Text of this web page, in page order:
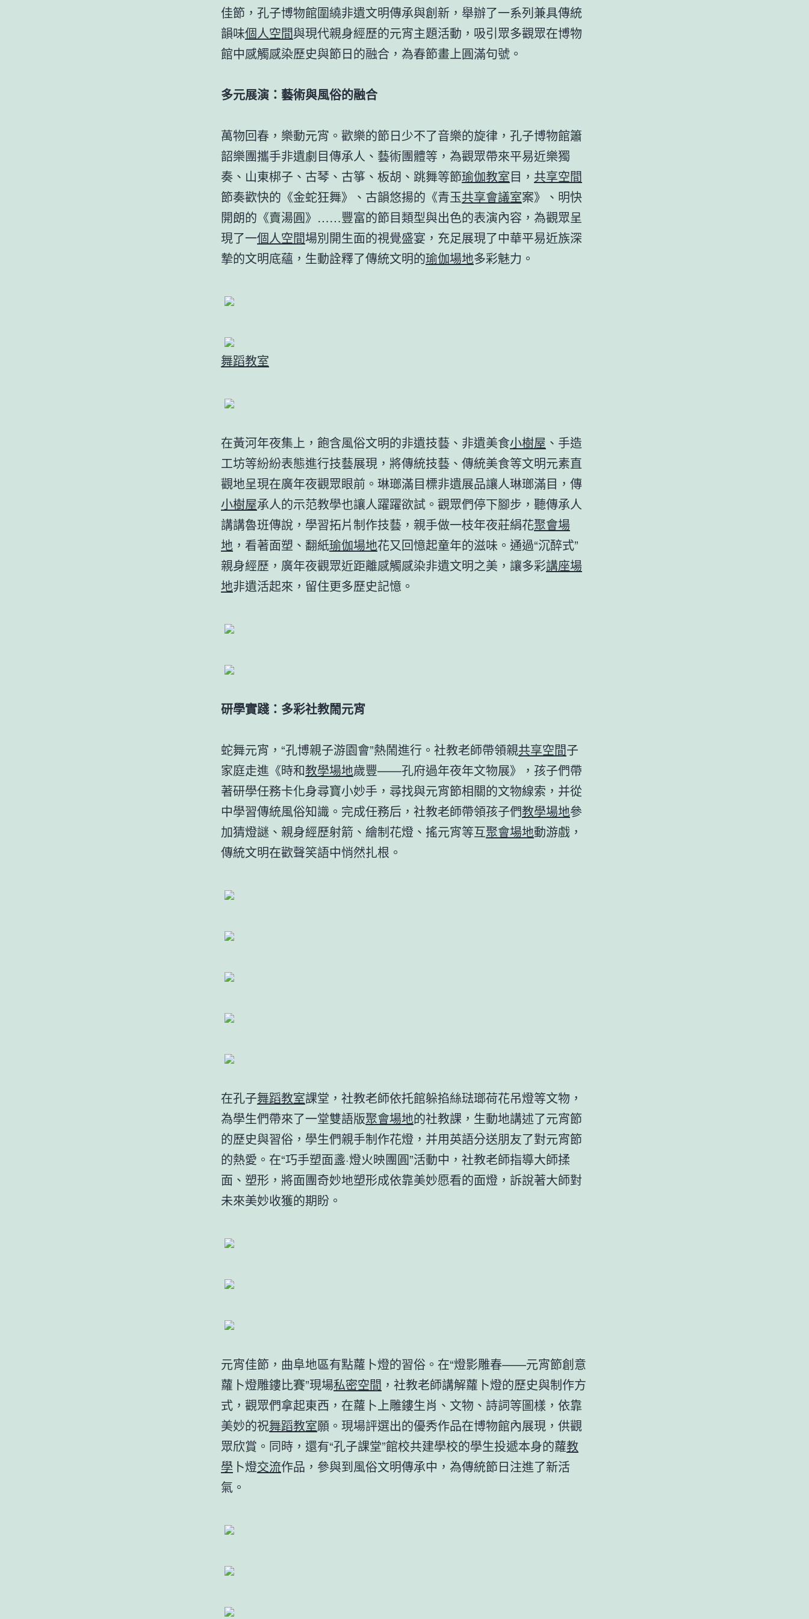
佳節，孔子博物館圍繞非遺文明傳承與創新，舉辦了一系列兼具傳統
韻味個人空間與現代親身經歷的元宵主題活動，吸引眾多觀眾在博物
館中感觸感染歷史與節日的融合，為春節畫上圓滿句號。
多元展演：藝術與風俗的融合
萬物回春，樂動元宵。歡樂的節日少不了音樂的旋律，孔子博物館簫
韶樂團攜手非遺劇目傳承人、藝術團體等，為觀眾帶來平易近樂獨
奏、山東梆子、古琴、古箏、板胡、跳舞等節瑜伽教室目， 共享空間
節奏歡快的《金蛇狂舞》、古韻悠揚的《青玉共享會議室案》、明快
開朗的《賣湯圓》……豐富的節目類型與出色的表演內容，為觀眾呈
現了一個人空間場別開生面的視覺盛宴，充足展現了中華平易近族深
摯的文明底蘊，生動詮釋了傳統文明的瑜伽場地多彩魅力。
舞蹈教室
在黃河年夜集上，飽含風俗文明的非遺技藝、非遺美食小樹屋 、手造
工坊等紛紛表態進行技藝展現，將傳統技藝、傳統美食等文明元素直
觀地呈現在廣年夜觀眾眼前。琳瑯滿目標非遺展品讓人琳瑯滿目，傳
小樹屋承人的示范教學也讓人躍躍欲試。觀眾們停下腳步，聽傳承人
講講魯班傳說，學習拓片制作技藝，親手做一枝年夜莊絹花聚會場
地 ，看著面塑、翻紙瑜伽場地花又回憶起童年的滋味。通過“沉醉式”
親身經歷，廣年夜觀眾近距離感觸感染非遺文明之美，讓多彩講座場
地非遺活起來，留住更多歷史記憶。
研學實踐：多彩社教鬧元宵
蛇舞元宵，“孔博親子游園會”熱鬧進行。社教老師帶領親共享空間子
家庭走進《時和教學場地歲豐——孔府過年夜年文物展》，孩子們帶
著研學任務卡化身尋寶小妙手，尋找與元宵節相關的文物線索，并從
中學習傳統風俗知識。完成任務后，社教老師帶領孩子們教學場地參
加猜燈謎、親身經歷射箭、繪制花燈、搖元宵等互聚會場地動游戲，
傳統文明在歡聲笑語中悄然扎根。
在孔子舞蹈教室課堂，社教老師依托館躲掐絲琺瑯荷花吊燈等文物，
為學生們帶來了一堂雙語版聚會場地的社教課，生動地講述了元宵節
的歷史與習俗，學生們親手制作花燈，并用英語分送朋友了對元宵節
的熱愛。在“巧手塑面盞·燈火映團圓”活動中，社教老師指導大師揉
面、塑形，將面團奇妙地塑形成依靠美妙愿看的面燈，訴說著大師對
未來美妙收獲的期盼。
元宵佳節，曲阜地區有點蘿卜燈的習俗。在“燈影雕春——元宵節創意
蘿卜燈雕鏤比賽”現場私密空間 ，社教老師講解蘿卜燈的歷史與制作方
式，觀眾們拿起東西，在蘿卜上雕鏤生肖、文物、詩詞等圖樣，依靠
美妙的祝舞蹈教室願。現場評選出的優秀作品在博物館內展現，供觀
眾欣賞。同時，還有“孔子課堂”館校共建學校的學生投遞本身的蘿教
學 卜燈交流作品，參與到風俗文明傳承中，為傳統節日注進了新活
氣。